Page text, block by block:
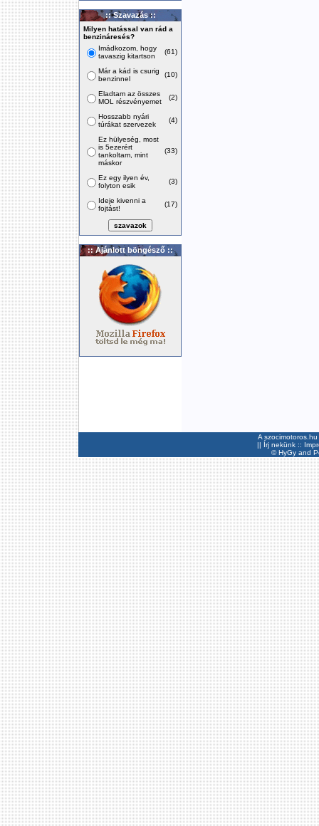
:: Szavazás ::
Milyen hatással van rád a
benzináresés?
Imádkozom, hogy
tavaszig kitartson
(61)
Már a kád is csurig
benzinnel
(10)
Eladtam az összes
MOL részvényemet
(2)
Hosszabb nyári
túrákat szervezek
(4)
Ez hülyeség, most
is 5ezerért
tankoltam, mint
máskor
(33)
Ez egy ilyen év,
folyton esik
(3)
Ideje kivenni a
fojtást!
(17)
:: Ajánlott böngésző ::
A
|| Írj nekünk ::
©HyGyand